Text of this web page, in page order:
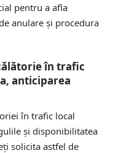
pentru a afla
anulare și procedura
în trafic
anticiparea
în trafic local
și disponibilitatea
solicita astfel de